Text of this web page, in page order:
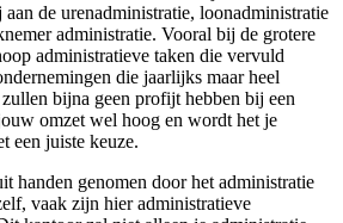
de urenadministratie, loonadministratie
administratie. Vooral bij de grotere
administratieve taken die vervuld
die jaarlijks maar heel
bijna geen profijt hebben bij een
omzet wel hoog en wordt het je
een juiste keuze.
handen genomen door het administratie
vaak zijn hier administratieve